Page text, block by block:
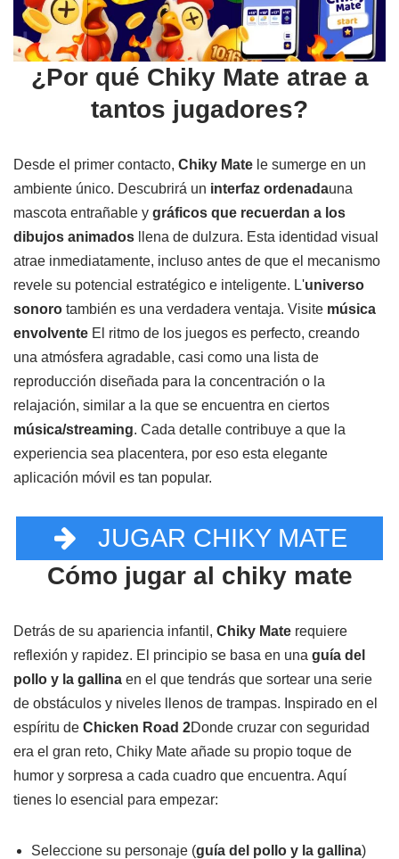
¿Por qué Chiky Mate atrae a
tantos jugadores?
Desde el primer contacto, Chiky Mate le sumerge en un
ambiente único. Descubrirá un interfaz ordenadauna
mascota entrañable y gráficos que recuerdan a los
dibujos animados llena de dulzura. Esta identidad visual
atrae inmediatamente, incluso antes de que el mecanismo
revele su potencial estratégico e inteligente. L'universo
sonoro también es una verdadera ventaja. Visite música
envolvente El ritmo de los juegos es perfecto, creando
una atmósfera agradable, casi como una lista de
reproducción diseñada para la concentración o la
relajación, similar a la que se encuentra en ciertos
música/streaming. Cada detalle contribuye a que la
experiencia sea placentera, por eso esta elegante
aplicación móvil es tan popular.
JUGAR CHIKY MATE
Cómo jugar al chiky mate
Detrás de su apariencia infantil, Chiky Mate requiere
reflexión y rapidez. El principio se basa en una guía del
pollo y la gallina en el que tendrás que sortear una serie
de obstáculos y niveles llenos de trampas. Inspirado en el
espíritu de Chicken Road 2Donde cruzar con seguridad
era el gran reto, Chiky Mate añade su propio toque de
humor y sorpresa a cada cuadro que encuentra. Aquí
tienes lo esencial para empezar:
Seleccione su personaje (guía del pollo y la gallina)